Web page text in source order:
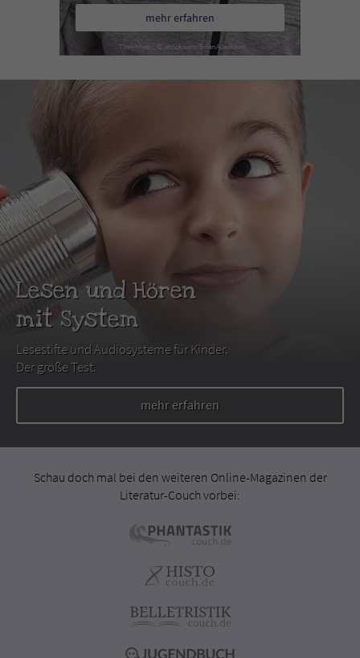
mehr erfahren
Lesen und Hören
mit System
Lesestifte und Audiosysteme für Kinder.
Der große Test.
mehr erfahren
Schau doch mal bei den weiteren Online-Magazinen der
Literatur-Couch vorbei: